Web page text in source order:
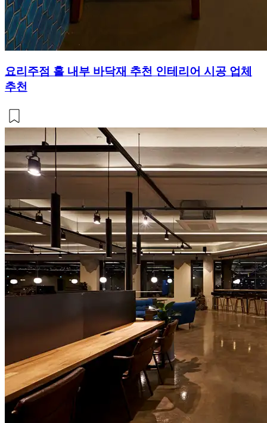
요리주점 홀 내부 바닥재 추천 인테리어 시공 업체
추천